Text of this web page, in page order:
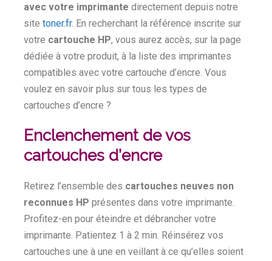
avec votre imprimante directement depuis notre
site toner.fr. En recherchant la référence inscrite sur
votre cartouche HP, vous aurez accès, sur la page
dédiée à votre produit, à la liste des imprimantes
compatibles avec votre cartouche d’encre. Vous
voulez en savoir plus sur tous les types de
cartouches d’encre ?
Enclenchement de vos
cartouches d’encre
Retirez l’ensemble des cartouches neuves non
reconnues HP présentes dans votre imprimante.
Profitez-en pour éteindre et débrancher votre
imprimante. Patientez 1 à 2 min. Réinsérez vos
cartouches une à une en veillant à ce qu’elles soient